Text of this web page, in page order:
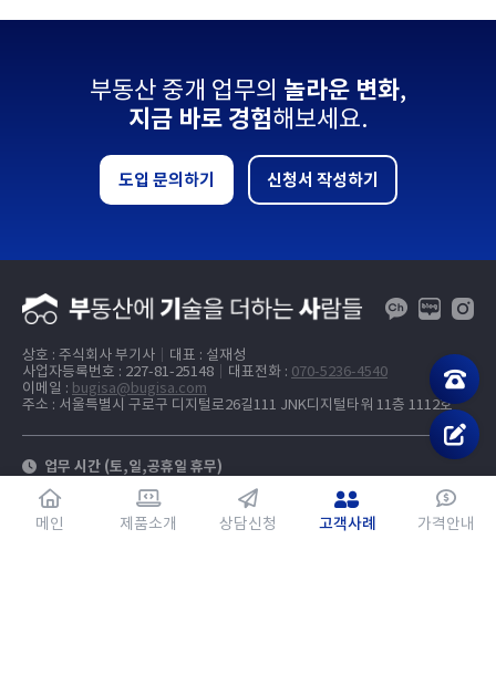
메인 제품소개 상담신청 고객사례 가격안내
부동산 중개 업무의 놀라운 변화,
지금 바로 경험해보세요.
도입 문의하기 신청서 작성하기
상호 : 주식회사 부기사
대표 : 설재성
사업자등록번호 : 227-81-25148
대표전화 : 070-5236-4540
이메일 : bugisa@bugisa.com
주소 : 서울특별시 구로구 디지털로26길111 JNK디지털타워 11층 1112호
업무 시간 (토,일,공휴일 휴무)
월요일~목요일 10:00 ~ 17:30 금요일 10:00 ~ 16:30